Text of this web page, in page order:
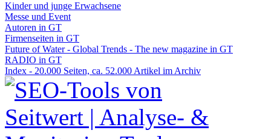
Kinder und junge Erwachsene
Messe und Event
Autoren in GT
Firmenseiten in GT
Future of Water - Global Trends - The new magazine in GT
RADIO in GT
Index - 20.000 Seiten, ca. 52.000 Artikel im Archiv